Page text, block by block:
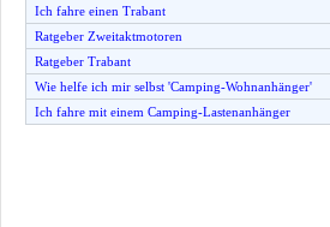
Ich fahre einen Trabant
Ratgeber Zweitaktmotoren
Ratgeber Trabant
Wie helfe ich mir selbst 'Camping-Wohnanhänger'
Ich fahre mit einem Camping-Lastenanhänger